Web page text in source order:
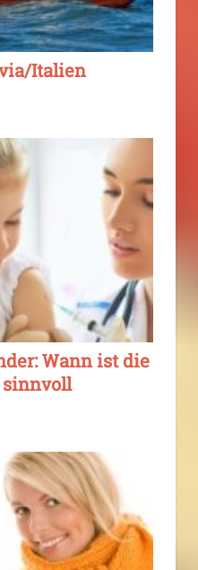
Italien
Wann ist die